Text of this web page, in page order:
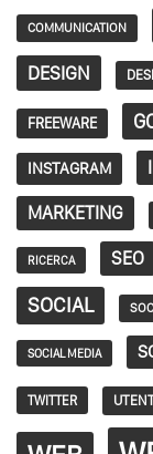
COMMUNICATION
DESIGN
FREEWARE
INSTAGRAM
MARKETING
RICERCA SEO
SOCIAL
SOCIAL MEDIA
TWITTER